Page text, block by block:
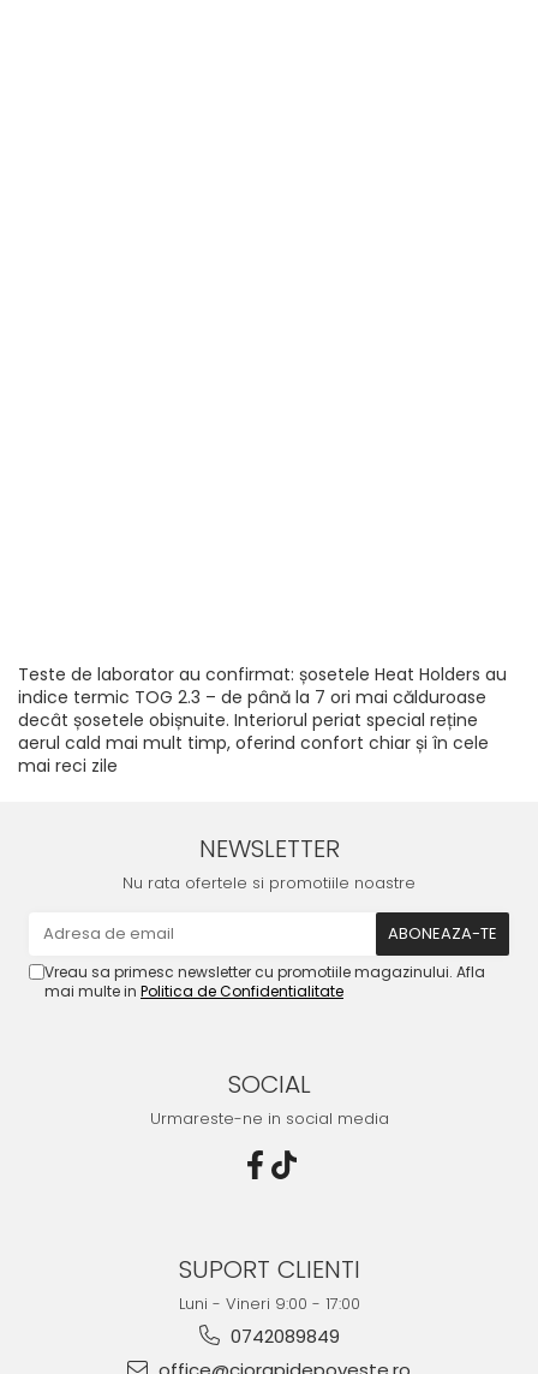
Teste de laborator au confirmat: șosetele Heat Holders au
indice termic TOG 2.3 – de până la 7 ori mai călduroase
decât șosetele obișnuite. Interiorul periat special reține
aerul cald mai mult timp, oferind confort chiar și în cele
mai reci zile
NEWSLETTER
Nu rata ofertele si promotiile noastre
Vreau sa primesc newsletter cu promotiile magazinului. Afla
mai multe in Politica de Confidentialitate
SOCIAL
Urmareste-ne in social media
SUPORT CLIENTI
Luni - Vineri 9:00 - 17:00
0742089849